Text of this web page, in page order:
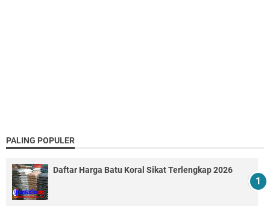
PALING POPULER
Daftar Harga Batu Koral Sikat Terlengkap 2026